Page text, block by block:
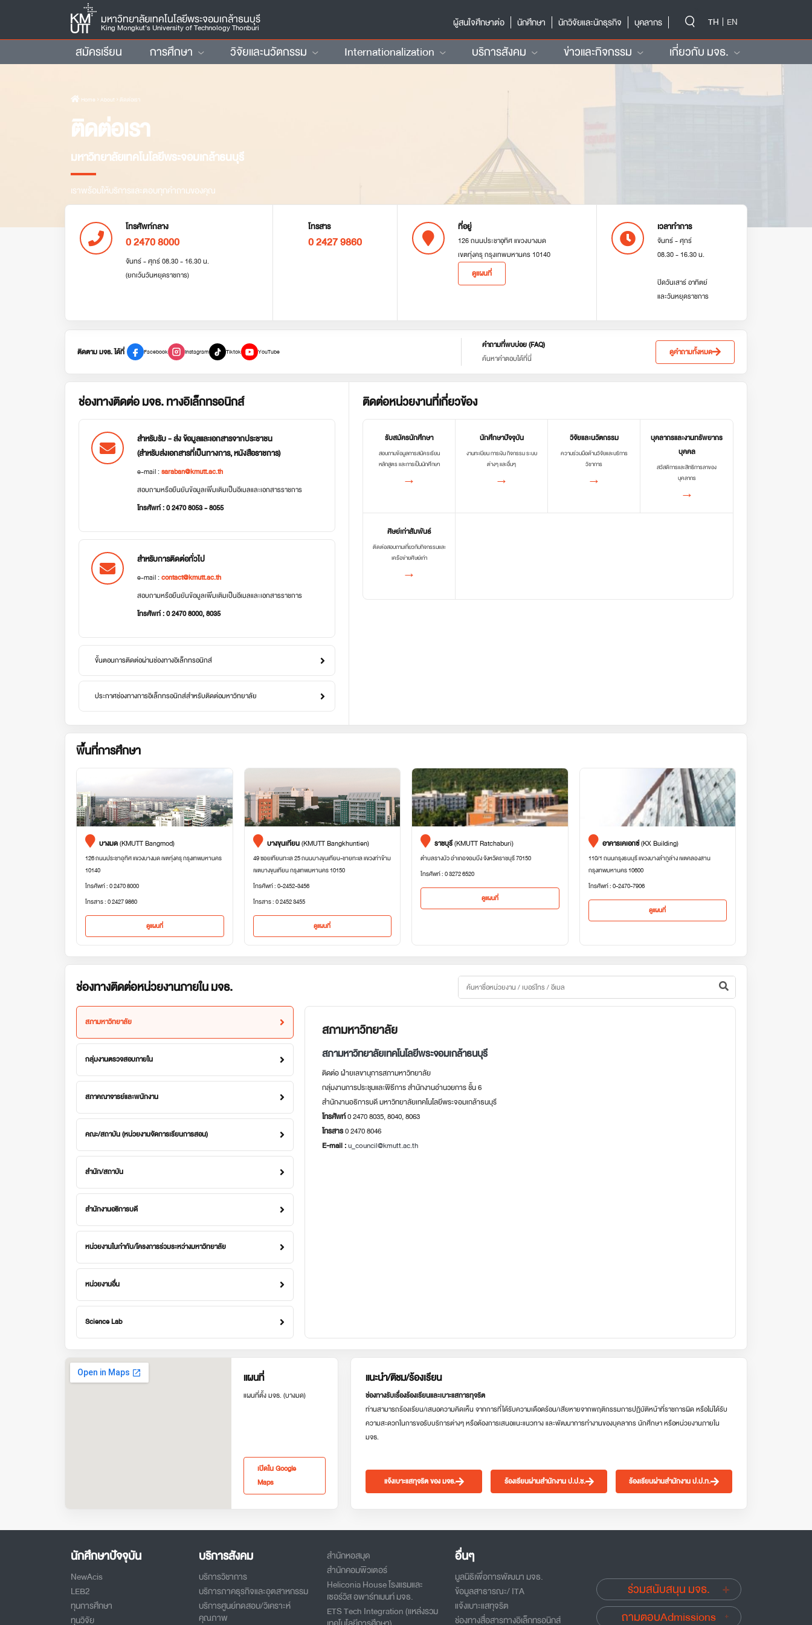
มหาวิทยาลัยเทคโนโลยีพระจอมเกล้าธนบุรี
King Mongkut’s University of Technology Thonburi
ผู้สนใจศึกษาต่อ
นักศึกษา นักวิจัยและนักธุรกิจ บุคลากร TH EN
สมัครเรียน การศึกษา วิจัยและนวัตกรรม Internationalization บริการสังคม ข่าวและกิจกรรม เกี่ยวกับ มจธ.
Home › About › ติดต่อเรา
ติดต่อเรา
มหาวิทยาลัยเทคโนโลยีพระจอมเกล้าธนบุรี
เราพร้อมให้บริการและตอบทุกคำถามของคุณ
โทรศัพท์กลาง
0 2470 8000
จันทร์ - ศุกร์ 08.30 - 16.30 น.
(ยกเว้นวันหยุดราชการ)
โทรสาร
0 2427 9860
ที่อยู่
126 ถนนประชาอุทิศ แขวงบางมด
เขตทุ่งครุ กรุงเทพมหานคร 10140
ดูแผนที่
เวลาทำการ
จันทร์ - ศุกร์
08.30 - 16.30 น.
ปิดวันเสาร์ อาทิตย์
และวันหยุดราชการ
ติดตาม มจธ. ได้ที่ Facebook Instagram Tiktok YouTube
คำถามที่พบบ่อย (FAQ)
ค้นหาคำตอบได้ที่นี่
ดูคำถามทั้งหมด
ช่องทางติดต่อ มจธ. ทางอิเล็กทรอนิกส์
สำหรับรับ - ส่ง ข้อมูลและเอกสารจากประชาชน
(สำหรับส่งเอกสารที่เป็นทางการ, หนังสือราชการ)
e-mail :saraban@kmutt.ac.th
สอบถามหรือยืนยันข้อมูลเพิ่มเติมเป็นอีเมลและเอกสารราชการ
โทรศัพท์ : 0 2470 8053 - 8055
สำหรับการติดต่อทั่วไป
e-mail :contact@kmutt.ac.th
สอบถามหรือยืนยันข้อมูลเพิ่มเติมเป็นอีเมลและเอกสารราชการ
โทรศัพท์ : 0 2470 8000, 8035
ขั้นตอนการติดต่อผ่านช่องทางอิเล็กทรอนิกส์
ประกาศช่องทางการอิเล็กทรอนิกส์สำหรับติดต่อมหาวิทยาลัย
ติดต่อหน่วยงานที่เกี่ยวข้อง
รับสมัครนักศึกษา
สอบถามข้อมูลการสมัครเรียน
หลักสูตร และการเป็นนักศึกษา
→
นักศึกษาปัจจุบัน
งานทะเบียน การเงิน กิจกรรม ระบบ
ต่างๆ และอื่นๆ
→
วิจัยและนวัตกรรม
ความร่วมมือด้านวิจัยและบริการ
วิชาการ
→
บุคลากรและงานทรัพยากร
บุคคล
สวัสดิการและสิทธิการลาของ
บุคลากร
→
ศิษย์เก่าสัมพันธ์
ติดต่อสอบถามเกี่ยวกับกิจกรรมและ
เครือข่ายศิษย์เก่า
→
พื้นที่การศึกษา
บางมด(KMUTT Bangmod)
126 ถนนประชาอุทิศ แขวงบางมด เขตทุ่งครุ กรุงเทพมหานคร
10140
โทรศัพท์ : 0 2470 8000
โทรสาร : 0 2427 9860
ดูแผนที่
บางขุนเทียน(KMUTT Bangkhuntien)
49 ซอยเทียนทะเล 25 ถนนบางขุนเทียน-ชายทะเล แขวงท่าข้าม
เขตบางขุนเทียน กรุงเทพมหานคร 10150
โทรศัพท์ : 0-2452-3456
โทรสาร : 0 2452 3455
ดูแผนที่
ราชบุรี(KMUTT Ratchaburi)
ตำบลรางบัว อำเภอจอมบึง จังหวัดราชบุรี 70150
โทรศัพท์ : 0 3272 6520
ดูแผนที่
อาคารเคเอกซ์(KX Building)
110/1 ถนนกรุงธนบุรี แขวงบางลำภูล่าง เขตคลองสาน
กรุงเทพมหานคร 10600
โทรศัพท์ : 0-2470-7906
ดูแผนที่
ช่องทางติดต่อหน่วยงานภายใน มจธ.
สภามหาวิทยาลัย
กลุ่มงานตรวจสอบภายใน
สภาคณาจารย์และพนักงาน
คณะ/สถาบัน (หน่วยงานจัดการเรียนการสอน)
สำนัก/สถาบัน
สำนักงานอธิการบดี
หน่วยงานในกำกับ/โครงการร่วมระหว่างมหาวิทยาลัย
หน่วยงานอื่น
Science Lab
สภามหาวิทยาลัย
สภามหาวิทยาลัยเทคโนโลยีพระจอมเกล้าธนบุรี
ติดต่อ ฝ่ายเลขานุการสภามหาวิทยาลัย
กลุ่มงานการประชุมและพิธีการ สำนักงานอำนวยการ ชั้น 6
สำนักงานอธิการบดี มหาวิทยาลัยเทคโนโลยีพระจอมเกล้าธนบุรี
โทรศัพท์0 2470 8035, 8040, 8063
โทรสาร0 2470 8046
E-mail :u_council@kmutt.ac.th
แผนที่
แผนที่ตั้ง มจธ. (บางมด)
เปิดใน Google
Maps
แนะนำ/ติชม/ร้องเรียน
ช่องทางรับเรื่องร้องเรียนและเบาะแสการทุจริต
ท่านสามารถร้องเรียน/เสนอความคิดเห็น จากการที่ได้รับความเดือดร้อน/เสียหายจากพฤติกรรมการปฏิบัติหน้าที่ราชการผิด หรือไม่ได้รับ
ความสะดวกในการขอรับบริการต่างๆ หรือต้องการเสนอแนะแนวทาง และพัฒนาการทำงานของบุคลากร นักศึกษา หรือหน่วยงานภายใน
มจธ.
แจ้งเบาะแสทุจริต ของ มจธ. ร้องเรียนผ่านสำนักงาน ป.ป.ช. ร้องเรียนผ่านสำนักงาน ป.ป.ท.
นักศึกษาปัจจุบัน
NewAcis
LEB2
ทุนการศึกษา
ทุนวิจัย
บริการสังคม
บริการวิชาการ
บริการภาคธุรกิจและอุตสาหกรรม
บริการศูนย์ทดสอบ/วิเคราะห์
คุณภาพ
สำนักหอสมุด
สำนักคอมพิวเตอร์
Heliconia House โรงแรมและ
เซอร์วิส อพาร์ทเมนท์ มจธ.
ETS Tech Integration (แหล่งรวม
อื่นๆ
มูลนิธิเพื่อการพัฒนา มจธ.
ข้อมูลสาธารณะ/ ITA
แจ้งเบาะแสทุจริต
ช่องทางสื่อสารทางอิเล็กทรอนิกส์
ร่วมสนับสนุน มจธ.
ถามตอบAdmissions